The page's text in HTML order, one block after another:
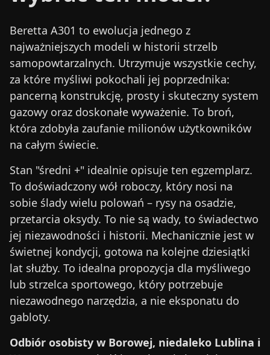
Beretta A301 to ewolucja jednego z
najważniejszych modeli w historii strzelb
samopowtarzalnych. Utrzymuje wszystkie cechy,
za które myśliwi pokochali jej poprzednika:
pancerną konstrukcję, prosty i skuteczny system
gazowy oraz doskonałe wyważenie. To broń,
która zdobyła zaufanie milionów użytkowników
na całym świecie.
Stan "średni +" idealnie opisuje ten egzemplarz.
To doświadczony wół roboczy, który nosi na
sobie ślady wielu polowań – rysy na osadzie,
przetarcia oksydy. To nie są wady, to świadectwo
jej niezawodności i historii. Mechanicznie jest w
świetnej kondycji, gotowa na kolejne dziesiątki
lat służby. To idealna propozycja dla myśliwego
lub strzelca sportowego, który potrzebuje
niezawodnego narzędzia, a nie eksponatu do
gabloty.
Odbiór osobisty w Borowej, niedaleko Lublina i